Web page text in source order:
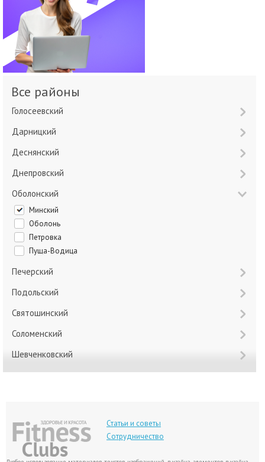
Все районы
Голосеевский
Дарницкий
Деснянский
Днепровский
Оболонский
Минский
Оболонь
Петровка
Пуща-Водица
Печерский
Подольский
Святошинский
Соломенский
Шевченковский
Статьи и советы
Сотрудничество